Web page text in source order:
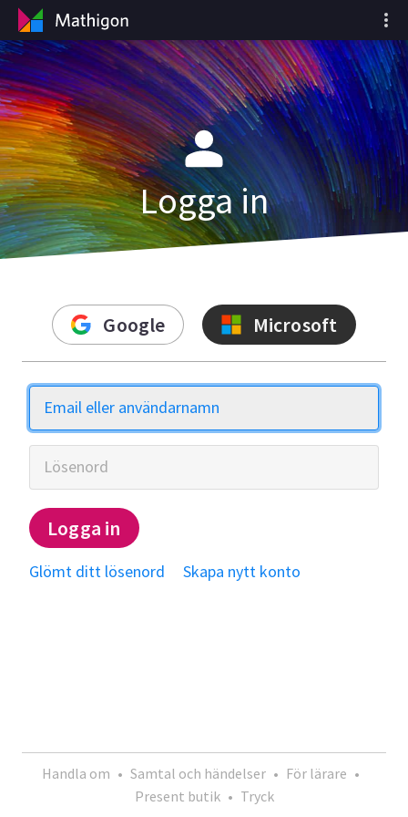
Logga in
Google Microsoft
Email eller användarnamn
Lösenord
Logga in
Glömt ditt lösenord Skapa nytt konto
Handla om • Samtal och händelser • För lärare •
Present butik • Tryck